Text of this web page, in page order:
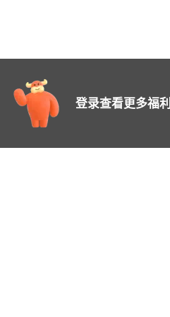
登录查看更多福